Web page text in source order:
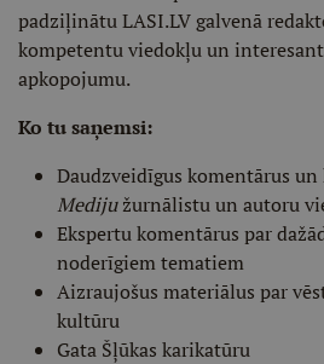
padziļinātu LASI.LV galvenā
kompetentu viedokļu un
apkopojumu.
Ko tu saņemsi:
Daudzveidīgus komentārus
Medijužurnālistu un autoru
Ekspertu komentārus par
noderīgiem tematiem
Aizraujošus materiālus par
kultūru
Gata Šļūkas karikatūru